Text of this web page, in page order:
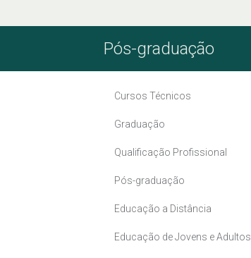
Pós-graduação
Cursos Técnicos
Graduação
Qualificação Profissional
Pós-graduação
Educação a Distância
Educação de Jovens e Adultos